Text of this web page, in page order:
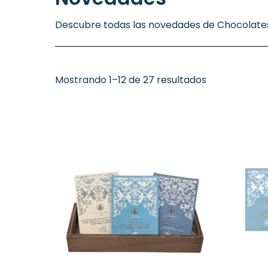
Descubre todas las novedades de
Mostrando 1–12 de 27 resultados